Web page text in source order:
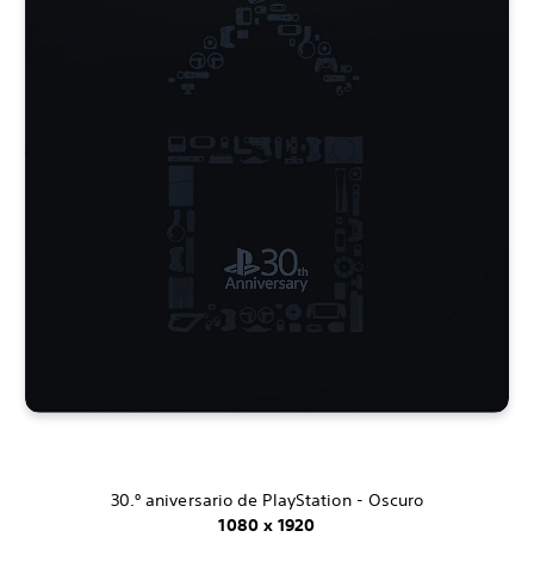
30.º aniversario de PlayStation - Oscuro
1080 x 1920